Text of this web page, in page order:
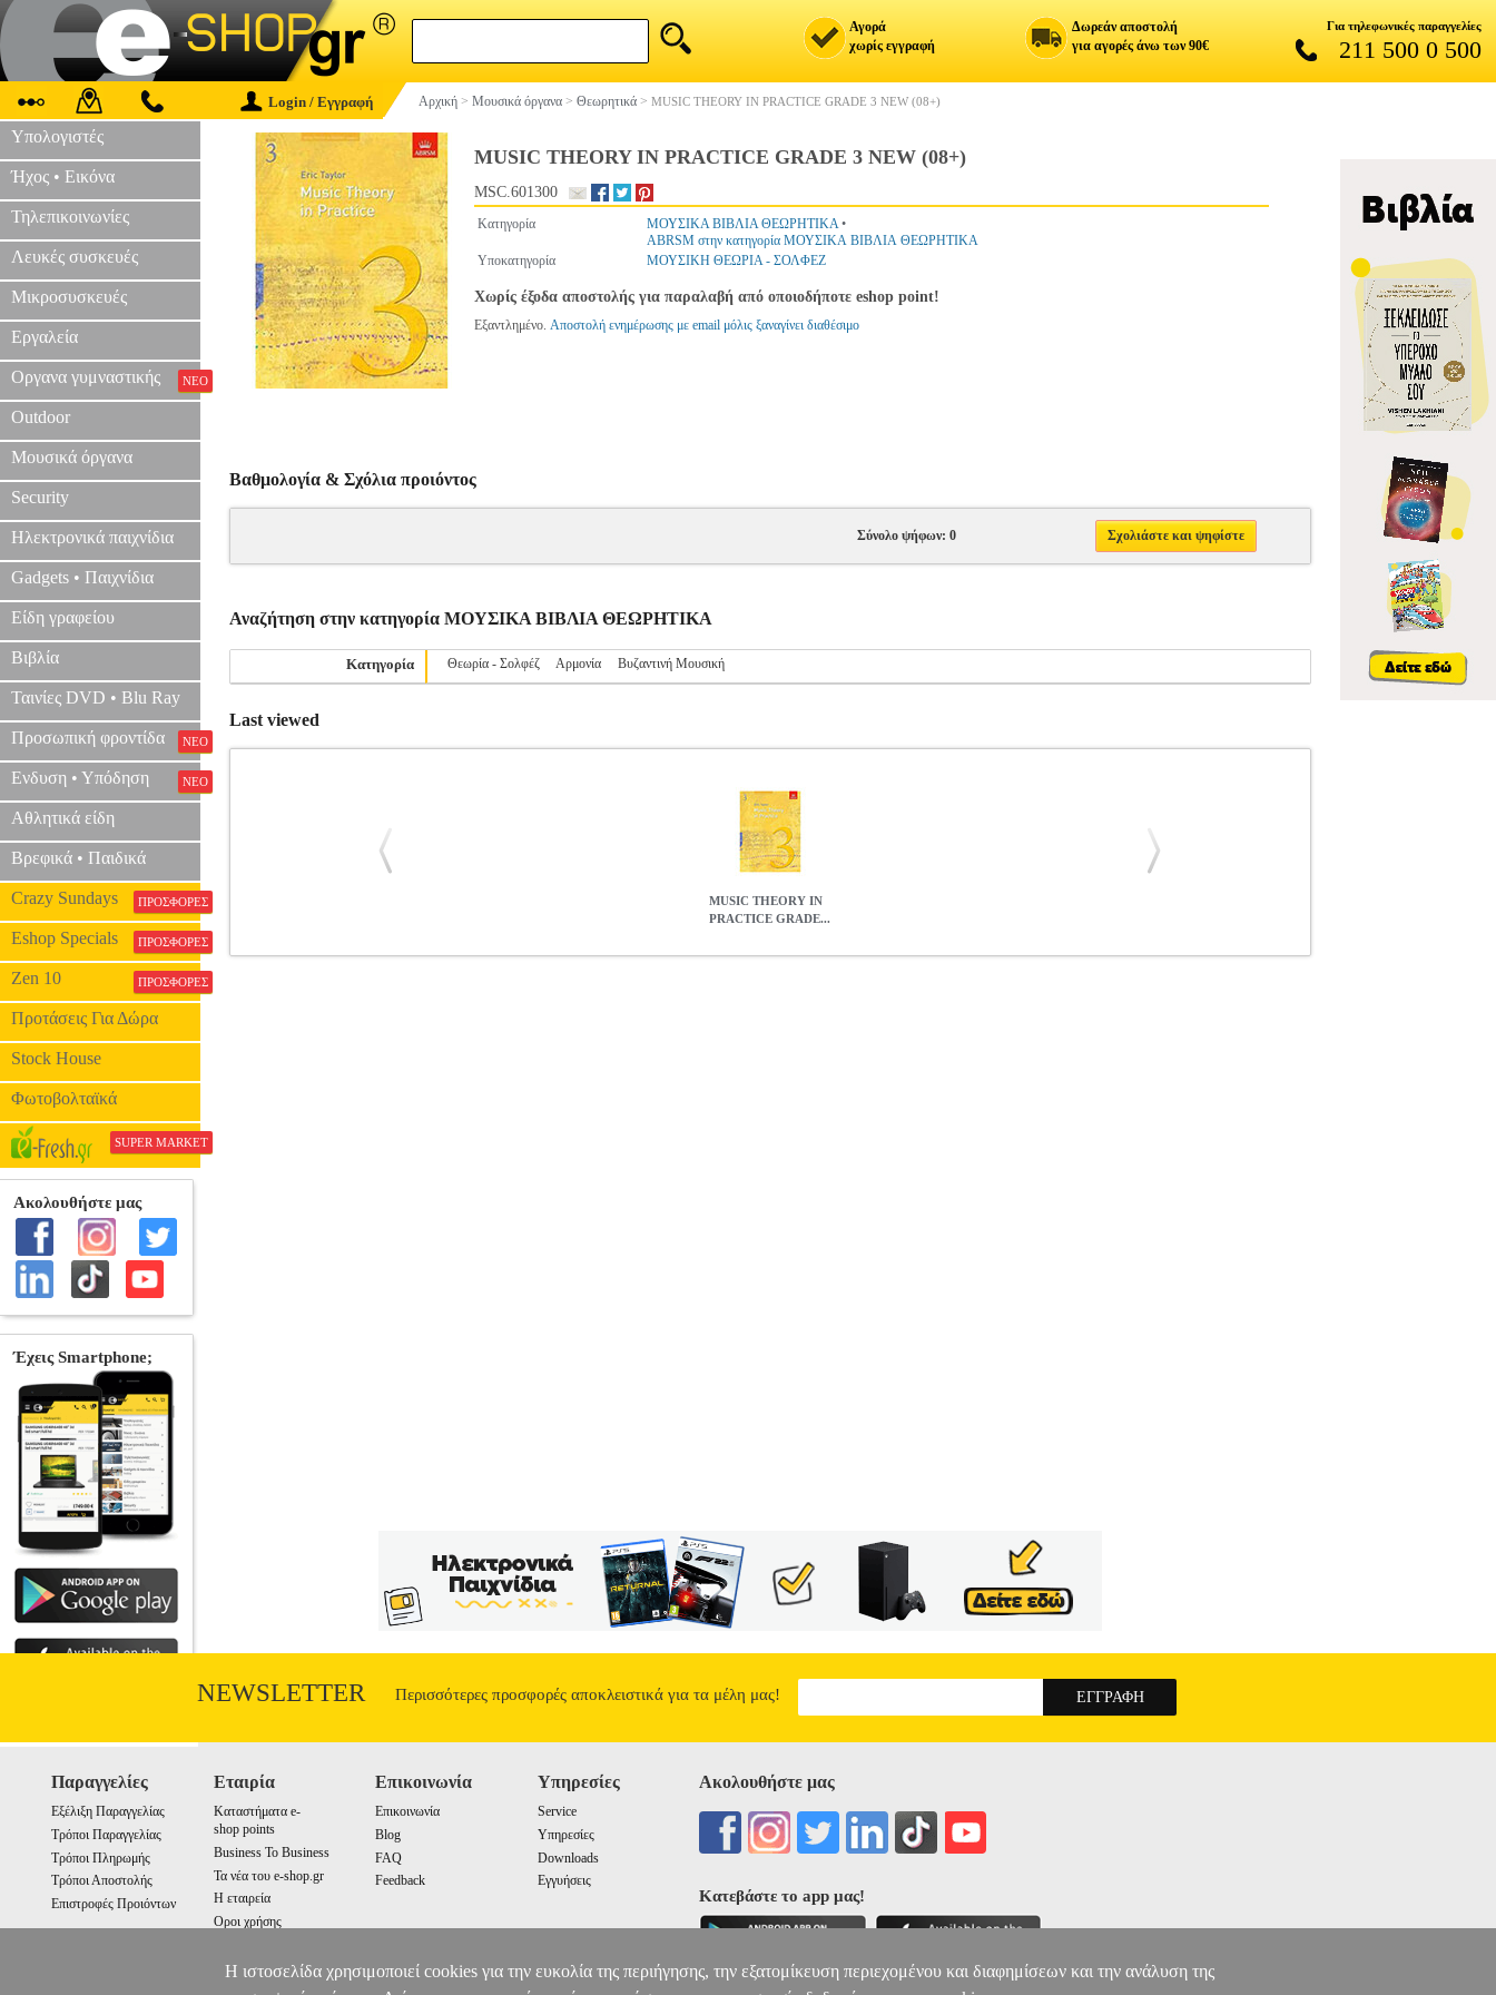
Αγορά
χωρίς εγγραφή
Δωρεάν αποστολή
για αγορές άνω των 90€
Για τηλεφωνικές παραγγελίες
211 500 0 500
Login / Εγγραφή Αρχική > Μουσικά όργανα > Θεωρητικά > MUSIC THEORY IN PRACTICE GRADE 3 NEW (08+)
Υπολογιστές
Ήχος • Εικόνα
Τηλεπικοινωνίες
Λευκές συσκευές
Μικροσυσκευές
Εργαλεία
Οργανα γυμναστικής ΝΕΟ
Outdoor
Μουσικά όργανα
Security
Ηλεκτρονικά παιχνίδια
Gadgets • Παιχνίδια
Είδη γραφείου
Βιβλία
Ταινίες DVD • Blu Ray
Προσωπική φροντίδα ΝΕΟ
Ενδυση • Υπόδηση ΝΕΟ
Αθλητικά είδη
Βρεφικά • Παιδικά
Crazy Sundays ΠΡΟΣΦΟΡΕΣ
Eshop Specials ΠΡΟΣΦΟΡΕΣ
Zen 10 ΠΡΟΣΦΟΡΕΣ
Προτάσεις Για Δώρα
Stock House
Φωτοβολταϊκά
SUPER MARKET
MUSIC THEORY IN PRACTICE GRADE 3 NEW (08+)
MSC.601300
Κατηγορία ΜΟΥΣΙΚΑ ΒΙΒΛΙΑ ΘΕΩΡΗΤΙΚΑ•
ABRSM στην κατηγορία ΜΟΥΣΙΚΑ ΒΙΒΛΙΑ ΘΕΩΡΗΤΙΚΑ
Υποκατηγορία
ΜΟΥΣΙΚΗ ΘΕΩΡΙΑ - ΣΟΛΦΕΖ
Χωρίς έξοδα αποστολής για παραλαβή από οποιοδήποτε eshop point!
Εξαντλημένο. Αποστολή ενημέρωσης με email μόλις ξαναγίνει διαθέσιμο
Βαθμολογία & Σχόλια προιόντος
Σύνολο ψήφων: 0 Σχολιάστε και ψηφίστε
Αναζήτηση στην κατηγορία ΜΟΥΣΙΚΑ ΒΙΒΛΙΑ ΘΕΩΡΗΤΙΚΑ
Κατηγορία Θεωρία - Σολφέζ Αρμονία Βυζαντινή Μουσική
Last viewed
MUSIC THEORY IN
PRACTICE GRADE...
NEWSLETTER Περισσότερες προσφορές αποκλειστικά για τα μέλη μας!
Παραγγελίες
Εξέλιξη Παραγγελίας
Τρόποι Παραγγελίας
Τρόποι Πληρωμής
Τρόποι Αποστολής
Επιστροφές Προιόντων
Εταιρία
Καταστήματα e-
shop points
Business To Business
Τα νέα του e-shop.gr
Η εταιρεία
Οροι χρήσης
Επικοινωνία
Επικοινωνία
Blog
FAQ
Feedback
Υπηρεσίες
Service
Υπηρεσίες
Downloads
Εγγυήσεις
Ακολουθήστε μας
Κατεβάστε το app μας!
Η ιστοσελίδα χρησιμοποιεί cookies για την ευκολία της περιήγησης, την εξατομίκευση περιεχομένου και διαφημίσεων και την ανάλυση της